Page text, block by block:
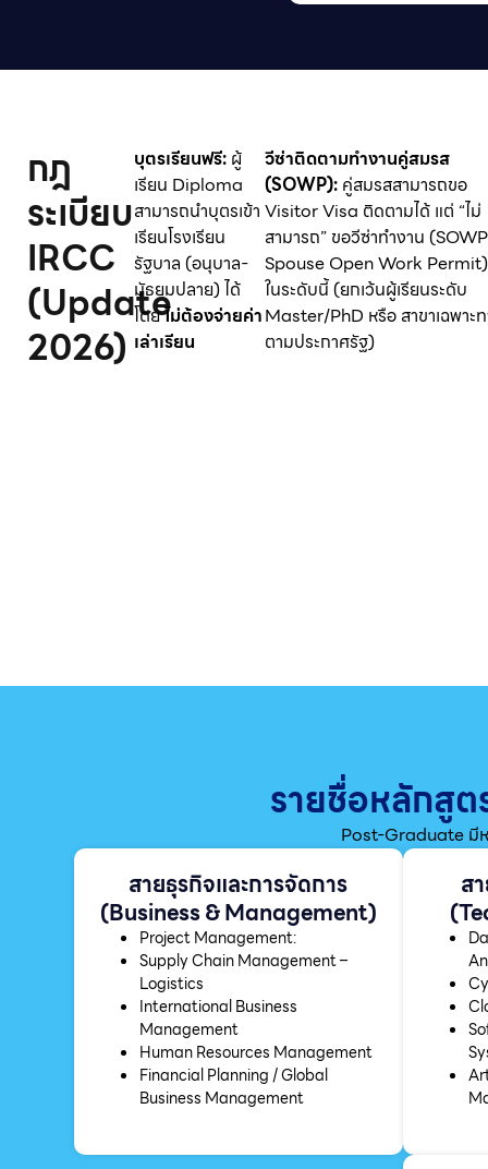
กฎ
ระเบียบ
IRCC
(Update
2026)
บุตรเรียนฟรี:ผู้
เรียน Diploma
สามารถนำบุตรเข้า
เรียนโรงเรียน
รัฐบาล (อนุบาล-
มัธยมปลาย) ได้
โดยไม่ต้องจ่ายค่า
เล่าเรียน
วีซ่าติดตามทำงานคู่สมรส
(SOWP):คู่สมรสสามารถขอ
Visitor Visa ติดตามได้ แต่ “ไม่
สามารถ” ขอวีซ่าทำงาน
Spouse Open Work
ในระดับนี้ (ยกเว้นผู้เรียนระดับ
Master/PhD หรือ สาขาเฉพาะ
ตามประกาศรัฐ)
รายชื่อหลักสู
Post-Graduate มี
สายธุรกิจและการจัดการ
(Business & Management)
Project Management:
Supply Chain Management –
Logistics
International Business
Management
Human Resources Management
Financial Planning / Global
Business Management
ส